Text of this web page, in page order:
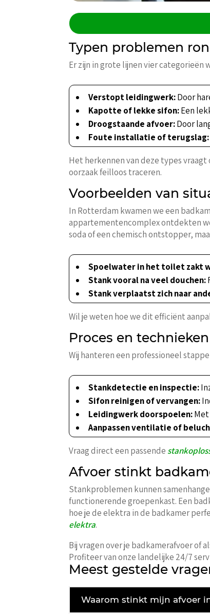
Typen problemen
Er zijn in grote lijnen vier categorieën
Verstopt leidingwerk:Door
Kapotte of lekke sifon:Een
Droogstaande afvoer:Door
Foute installatie of terugslag:
Het herkennen van deze types
oorzaak feilloos traceren.
Voorbeelden van
In Rotterdam kwamen we een
appartementencomplex ontdekten
soda of een chemisch ontstopper,
Spoelwater in het toilet zakt
Stank vooral na veel douchen:
Stank verplaatst zich naar
Wil je weten hoe we dit efficiënt
Proces en
Wij hanteren een professioneel
Stankdetectie en inspectie:
Sifon reinigen of vervangen:
Leidingwerk doorspoelen:
Aanpassen ventilatie of
Vraag direct een passende
Afvoer stinkt
Stankproblemen kunnen
functionerende groepenkast. Een
hoe je de elektra in de badkamer
elektra.
Bij vragen over je badkamerafvoer of
Profiteer van onze landelijke 24/7
Meest gestelde
Waarom stinkt mijn afvoer